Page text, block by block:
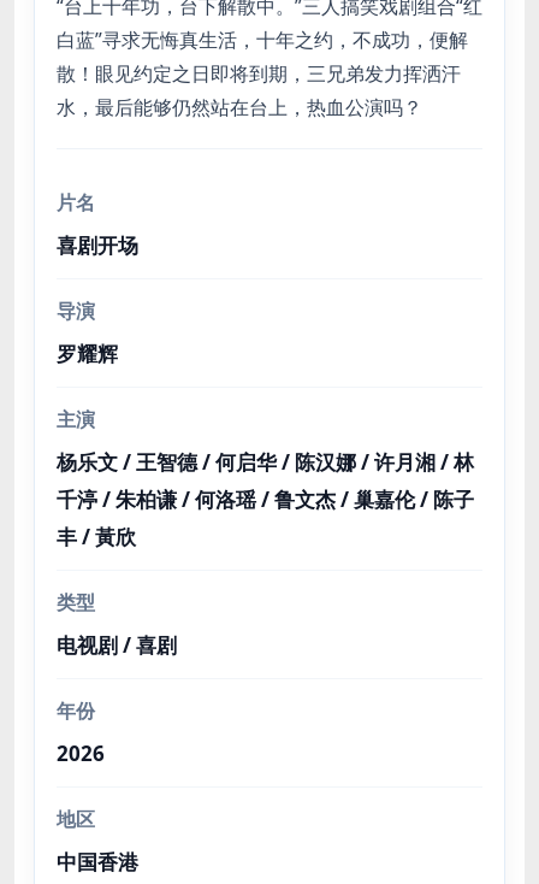
“台上十年功，台下解散中。”三人搞笑戏剧组合“红
白蓝”寻求无悔真生活，十年之约，不成功，便解
散！眼见约定之日即将到期，三兄弟发力挥洒汗
水，最后能够仍然站在台上，热血公演吗？
片名
喜剧开场
导演
罗耀辉
主演
杨乐文 / 王智德 / 何启华 / 陈汉娜 / 许月湘 / 林
千渟 / 朱柏谦 / 何洛瑶 / 鲁文杰 / 巢嘉伦 / 陈子
丰 / 黃欣
类型
电视剧 / 喜剧
年份
2026
地区
中国香港